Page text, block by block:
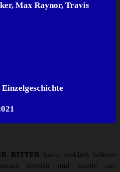
Max Raynor, Travis
Einzelgeschichte
RITTER kann wirklich beherzt
werden und wurde uns